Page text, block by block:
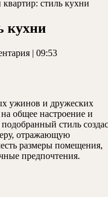
квартир: стиль кухни
кухни
| 09:53
ужинов и дружеских
общее настроение и
стиль
отражающую
размеры помещения,
предпочтения.